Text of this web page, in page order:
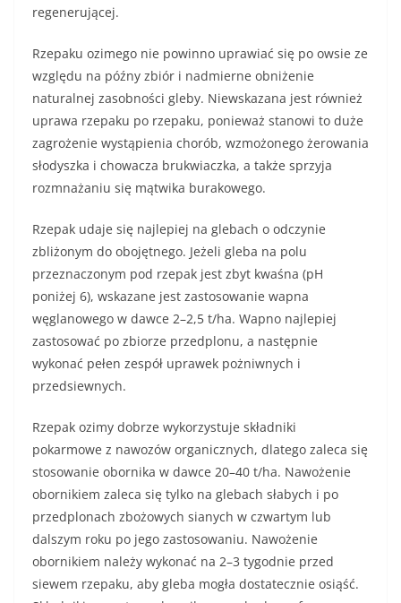
regenerującej.
Rzepaku ozimego nie powinno uprawiać się po owsie ze
względu na późny zbiór i nadmierne obniżenie
naturalnej zasobności gleby. Niewskazana jest również
uprawa rzepaku po rzepaku, ponieważ stanowi to duże
zagrożenie wystąpienia chorób, wzmożonego żerowania
słodyszka i chowacza brukwiaczka, a także sprzyja
rozmnażaniu się mątwika burakowego.
Rzepak udaje się najlepiej na glebach o odczynie
zbliżonym do obojętnego. Jeżeli gleba na polu
przeznaczonym pod rzepak jest zbyt kwaśna (pH
poniżej 6), wskazane jest zastosowanie wapna
węglanowego w dawce 2–2,5 t/ha. Wapno najlepiej
zastosować po zbiorze przedplonu, a następnie
wykonać pełen zespół uprawek pożniwnych i
przedsiewnych.
Rzepak ozimy dobrze wykorzystuje składniki
pokarmowe z nawozów organicznych, dlatego zaleca się
stosowanie obornika w dawce 20–40 t/ha. Nawożenie
obornikiem zaleca się tylko na glebach słabych i po
przedplonach zbożowych sianych w czwartym lub
dalszym roku po jego zastosowaniu. Nawożenie
obornikiem należy wykonać na 2–3 tygodnie przed
siewem rzepaku, aby gleba mogła dostatecznie osiąść.